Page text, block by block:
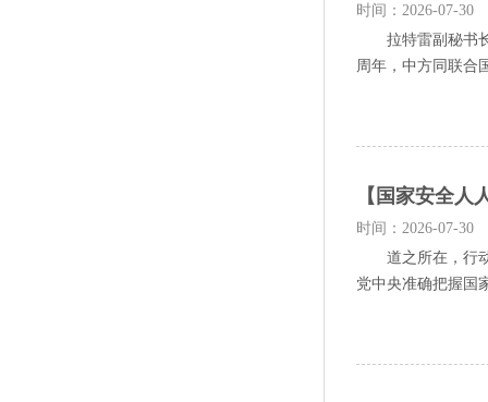
时间：2026-07-30
拉特雷副秘书长
周年，中方同联合
【国家安全
时间：2026-07-30
道之所在，行动
党中央准确把握国